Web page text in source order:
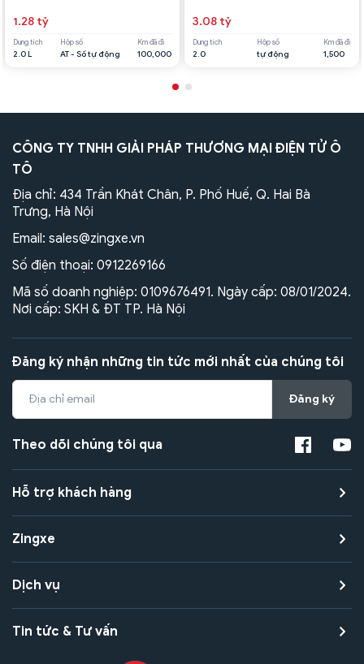
1.28 tỷ
Dung tích
2.0 L
Hộp số
AT - Số tự động
Km đã đi
100,000
3.08 tỷ
Dung tích
2.0
Hộp số
tự động
Km đã đi
1,500
CÔNG TY TNHH GIẢI PHÁP THƯƠNG MẠI ĐIỆN TỬ Ô
TÔ
Địa chỉ: 434 Trần Khát Chân, P. Phố Huế, Q. Hai Bà
Trưng, Hà Nội
Email: sales@zingxe.vn
Số điện thoại: 0912269166
Mã số doanh nghiệp: 0109676491. Ngày cấp: 08/01/2024.
Nơi cấp: SKH & ĐT TP. Hà Nội
Đăng ký nhận những tin tức mới nhất của chúng tôi
Đăng ký
Theo dõi chúng tôi qua
Hỗ trợ khách hàng
Zingxe
Dịch vụ
Tin tức & Tư vấn